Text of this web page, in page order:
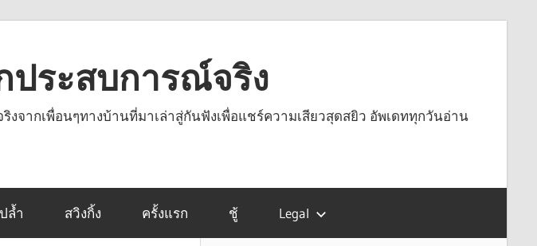
กประสบการณ์จริง
งจากเพื่อนๆทางบ้านที่มาเล่าสู่กันฟังเพื่อแชร์ความเสียวสุดสยิว อัพเดททุกวันอ่าน
ล้ำ สวิงกิ้ง ครั้งแรก ชู้ Legal